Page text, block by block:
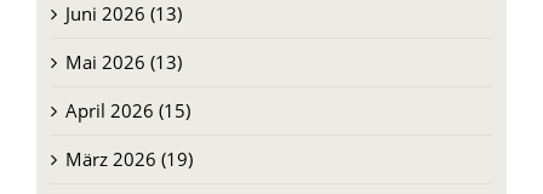
Juni 2026 (13)
Mai 2026 (13)
April 2026 (15)
März 2026 (19)